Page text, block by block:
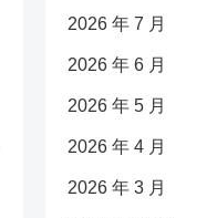
2026 年 7 月
2026 年 6 月
2026 年 5 月
2026 年 4 月
2026 年 3 月